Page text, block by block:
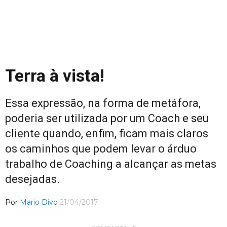
Terra à vista!
Essa expressão, na forma de metáfora,
poderia ser utilizada por um Coach e seu
cliente quando, enfim, ficam mais claros
os caminhos que podem levar o árduo
trabalho de Coaching a alcançar as metas
desejadas.
Por Mario Divo 21/04/2017